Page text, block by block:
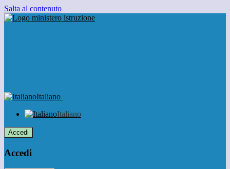
Salta al contenuto
Italiano
Italiano
Accedi
Accedi